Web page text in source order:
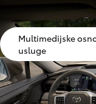
Multimedijske
usluge